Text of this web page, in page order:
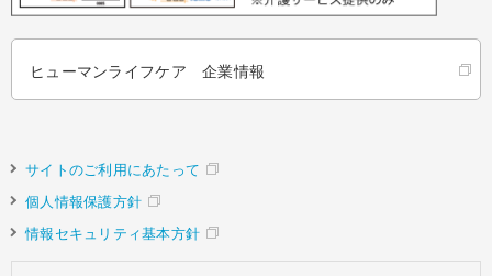
ヒューマンライフケア 企業情報
サイトのご利用にあたって
個人情報保護方針
情報セキュリティ基本方針